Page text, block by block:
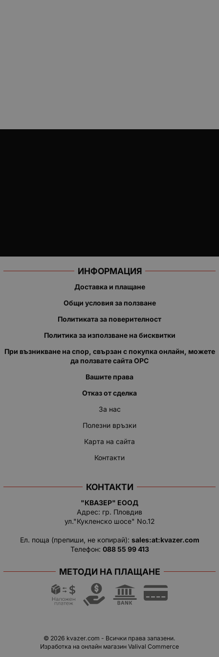
ИНФОРМАЦИЯ
Доставка и плащане
Общи условия за ползване
Политиката за поверителност
Политика за използване на бисквитки
При възникване на спор, свързан с покупка онлайн, можете
да ползвате сайта ОРС
Вашите права
Отказ от сделка
За нас
Полезни връзки
Карта на сайта
Контакти
КОНТАКТИ
"КВАЗЕР" ЕООД
Адрес: гр. Пловдив
ул."Кукленско шосе" No.12
Ел. поща (препиши, не копирай): salеs:at:kvazer.cоm
Телефон: 088 55 99 413
МЕТОДИ НА ПЛАЩАНЕ
© 2026 kvazer.com - Всички права запазени.
Изработка на онлайн магазин Valival Commerce